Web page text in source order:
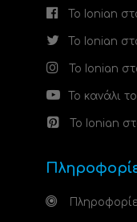
Το Ionian
Το Ionian
Το Ionian
Το κανάλι
Το Ionian